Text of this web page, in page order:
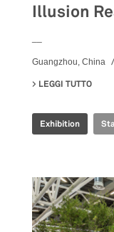
Illusion
Guangzhou, China
LEGGI TUTTO
Exhibition